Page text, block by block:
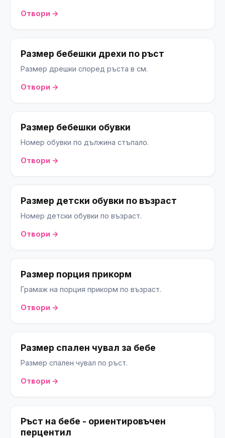
Отвори →
Размер бебешки дрехи по ръст
Размер дрешки според ръста в см.
Отвори →
Размер бебешки обувки
Номер обувки по дължина стъпало.
Отвори →
Размер детски обувки по възраст
Номер детски обувки по възраст.
Отвори →
Размер порция прикорм
Грамаж на порция прикорм по възраст.
Отвори →
Размер спален чувал за бебе
Размер спален чувал по ръст.
Отвори →
Ръст на бебе - ориентировъчен
перцентил